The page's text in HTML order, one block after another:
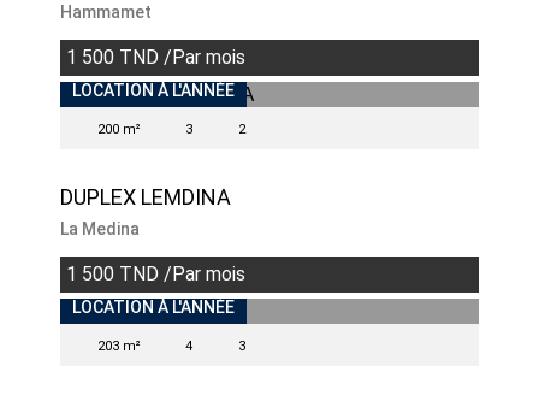
Hammamet
1 500 TND /Par mois
INDISPONIBLE
LOCATION À L'ANNÉE
200 m² 3 2
DUPLEX LEMDINA
La Medina
1 500 TND /Par mois
VENDU
LOCATION À L'ANNÉE
203 m² 4 3